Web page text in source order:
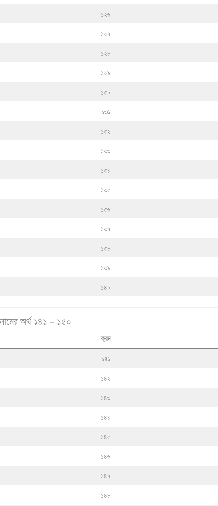
১২৬
১২৭
১২৮
১২৯
১৩০
১৩১
১৩২
১৩৩
১৩৪
১৩৫
১৩৬
১৩৭
১৩৮
১৩৯
১৪০
নামের অর্থ ১৪১ – ১৫০
ক্রম
১৪১
১৪২
১৪৩
১৪৪
১৪৫
১৪৬
১৪৭
১৪৮